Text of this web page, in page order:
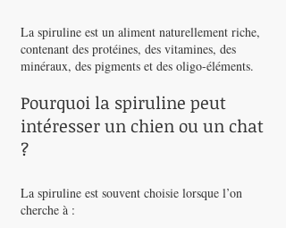
La spiruline est un aliment naturellement riche,
contenant des protéines, des vitamines, des
minéraux, des pigments et des oligo-éléments.
Pourquoi la spiruline peut
intéresser un chien ou un chat
?
La spiruline est souvent choisie lorsque l’on
cherche à :